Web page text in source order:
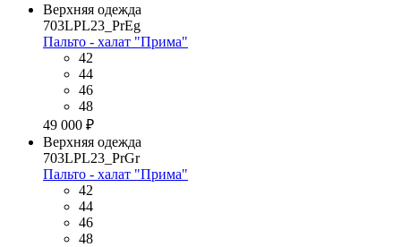
Верхняя одежда
703LPL23_PrEg
Пальто - халат "Прима"
42
44
46
48
49 000 ₽
Верхняя одежда
703LPL23_PrGr
Пальто - халат "Прима"
42
44
46
48